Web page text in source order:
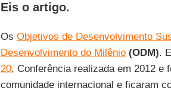
Eis o artigo.
Os Objetivos de Desenvolvimento
Desenvolvimento do Milênio (ODM).
20, Conferência realizada em 2012 e
comunidade internacional e ficaram